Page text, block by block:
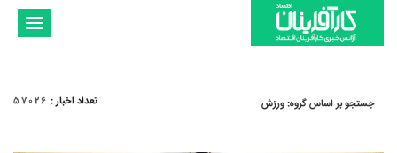
تغییر
جستجو بر اساس گروه: ورزش تعداد اخبار:
57026